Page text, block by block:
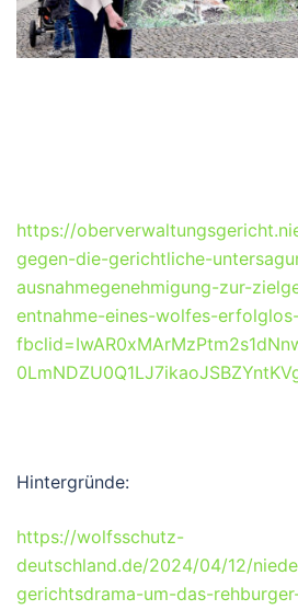
https://
gegen-die-gerichtliche-
ausnahmegenehmigung-zur-
entnahme-eines-wolfes-
Hintergründe:
https://wolfsschutz-
deutschland.de/2024/04/12/
gerichtsdrama-um-das-